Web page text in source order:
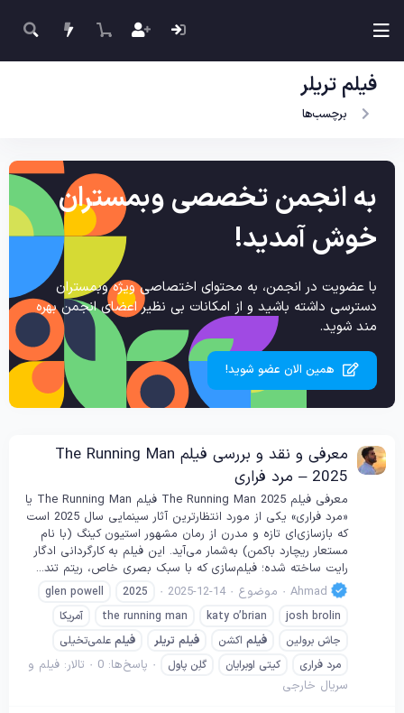
فیلم تریلر
برچسب‌ها
به انجمن تخصصی وبمستران
خوش آمدید!
با عضویت در انجمن، به محتوای اختصاصی ویژه وبمستران
دسترسی داشته باشید و از امکانات بی نظیر اعضای انجمن بهره
مند شوید.
همین الان عضو شوید!
معرفی و نقد و بررسی فیلم The Running Man
2025 – مرد فراری
معرفی فیلم The Running Man 2025 فیلم The Running Man یا
«مرد فراری» یکی از مورد انتظارترین آثار سینمایی سال 2025 است
که بازسازی‌ای تازه و مدرن از رمان مشهور استیون کینگ (با نام
مستعار ریچارد باکمن) به‌شمار می‌آید. این فیلم به کارگردانی ادگار
رایت ساخته شده؛ فیلم‌سازی که با سبک بصری خاص، ریتم تند...
Ahmad
موضوع 2025-12-14
2025
glen powell
josh brolin
katy o’brian
the running man
آمریکا
جاش برولین
فیلم اکشن فیلم تریلر فیلم علمی‌تخیلی
مرد فراری
کیتی اوبرایان گلِن پاول پاسخ‌ها: 0 تالار: فیلم و
سریال خارجی